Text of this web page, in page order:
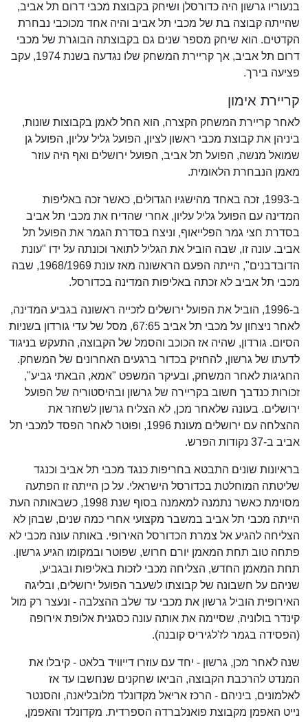
בנעוריו גרשון היה כדורסלן ושיחק בקבוצת מכבי דרום תל אביב,
שהייתה קבוצה בת של מכבי תל אביב והיה אחד מכוכבי נבחרת
הקדטים. הוא שיחק מספר שנים גם בקבוצתה הבוגרת של מכבי
דרום תל אביב, אך קריירת המשחק שלו נגדעה בשנת 1974, עקב
פציעה בירך.
קריירת אימון
לאחר קריירת המשחק הקצרה, הוא החל לאמן בקבוצות שונות,
ביניהן את קבוצת מכבי ראשון לציון, הפועל גליל עליון, הפועל גן
שמואל מנשה, הפועל תל אביב, הפועל ירושלים ואף היה עוזר
מאמן הנבחרת הלאומית.
ב-1993, זכה באחד מהישגיו הגדולים, כאשר זכה באליפות
המדינה עם הפועל גליל עליון, אחרי שהדיח את מכבי תל אביב
בסדרת חצי גמר הפלייאוף, וניצח בסדרת הגמר את הפועל תל
אביב. עונה זו, שבה הוביל את הגליל לתואר וכונתה על ידו "עונת
הדובדבנים", הייתה הפעם הראשונה מאז עונת 1968/1969, שבה
מכבי תל אביב לא זכתה באליפות המדינה בכדורסל.
ב-1996, הוביל את הפועל ירושלים לזכייה ראשונה בגביע המדינה,
לאחר ניצחון על מכבי תל אביב 67:65, מסל של עדי גורדון בשניות
הסיום. גורדון, שהיה אז הכוכב והסמל של הקבוצה, התעקש בניגוד
לדעתו של גרשון, להחזיק בכדור ברגעים האחרונים של המשחק.
החגיגות לאחר המשחק, ובעיקר המשפט "אמא, הבאתי גביע",
זכורות כנדבך חשוב בקריירה של גרשון ובהיסטוריה של הפועל
ירושלים. בעונה שלאחר מכן, לא הצליח גרשון לשחזר את
ההצלחה עם ירושלים מעונת 1996, ופוטר לאחר הפסד למכבי תל
אביב ב-37 נקודות הפרש.
בראיונות שונים התבטא בחריפות כנגד מכבי תל אביב וכנגד
שליטתה המוחלטת בכדורסל הישראלי. על כן הייתה זו הפתעה
מסוימת כאשר נתמנה למאמנה בסוף שנת 1998, כשבאותה העת
הייתה מכבי תל אביב במשבר מקצועי אחרי כמה שנים, שבהן לא
הצליחה להגיע אל צמרת הכדורסל האירופי. באותה עונה מכבי לא
פתחה טוב תחת המאמן יורם חרוש, שפוטר ובמקומו הגיע גרשון.
תחת המאמן החדש, הצליחה מכבי לזכות באליפות ובגביע,
שניהם על חשבונה של קבוצתו לשעבר הפועל ירושלים, ובליגה
האירופית הוביל גרשון את מכבי עד שלב ההצלבה - ונעצר רק מול
קינדר בולוניה, שסיימה את אותה עונה כסגנית אלופת אירופה
(הפסידה בגמר לז'לגיריס קובנה).
שנה לאחר מכן, גרשון - יחד עם עוזרו דייוויד בלאט - קיבלו את
המנדט להרכבת הקבוצה, הביאו שחקנים שנחשבו עד אז
לאלמונים, ביניהם - הרכז אריאל מקדונלד מלובליאנה, והסנטר
נייט האפמן מקבוצת פואנלברדה הספרדית. מקדונלד והאפמן,